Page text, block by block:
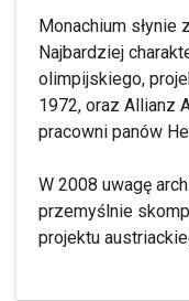
Monachium słynie
Najbardziej
olimpijskiego,
1972, oraz Allianz
pracowni panów
W 2008 uwagę
przemyślnie
projektu